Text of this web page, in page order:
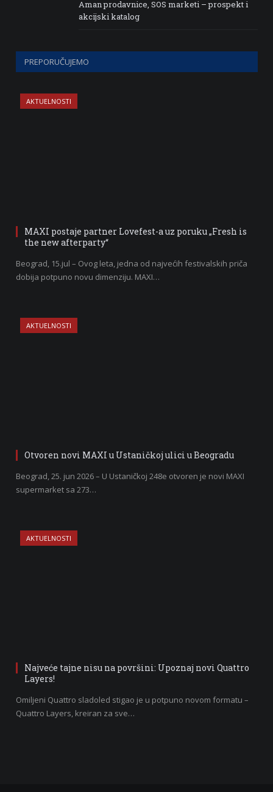
Aman prodavnice, SOS marketi – prospekt i
akcijski katalog
PREPORUČUJEMO
AKTUELNOSTI
MAXI postaje partner Lovefest-a uz poruku „Fresh is
the new afterparty“
Beograd, 15.jul – Ovog leta, jedna od najvećih festivalskih priča
dobija potpuno novu dimenziju. MAXI…
AKTUELNOSTI
Otvoren novi MAXI u Ustaničkoj ulici u Beogradu
Beograd, 25. jun 2026 – U Ustaničkoj 248e otvoren je novi MAXI
supermarket sa 273…
AKTUELNOSTI
Najveće tajne nisu na površini: Upoznaj novi Quattro
Layers!
Omiljeni Quattro sladoled stigao je u potpuno novom formatu –
Quattro Layers, kreiran za sve…